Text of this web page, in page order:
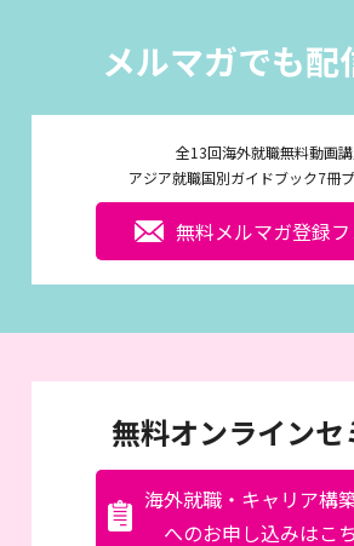
メルマガでも配
全13回海外就職無料動画
アジア就職国別ガイドブック7冊
無料メルマガ登録
無料オンラインセ
海外就職・キャリア構
へのお申し込みはこ